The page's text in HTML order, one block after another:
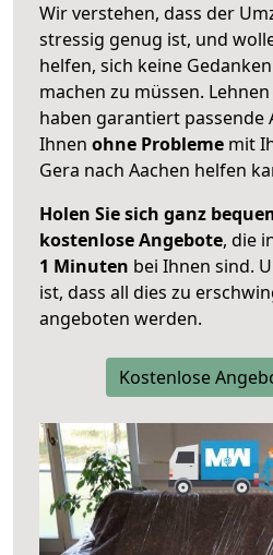
Wir verstehen, dass der
stressig genug ist, und
helfen, sich keine
machen zu müssen.
haben garantiert passende
Ihnen ohne Probleme mit
Gera nach Aachen helfen
Holen Sie sich ganz
kostenlose Angebote, die
1 Minuten bei Ihnen sind.
ist, dass all dies zu
angeboten werden.
Kostenlose